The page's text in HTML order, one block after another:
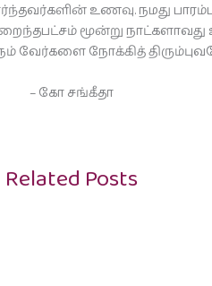
உணவு. நமது
மூன்று
நோக்கித்
– கோ சங்கீதா
Related Posts